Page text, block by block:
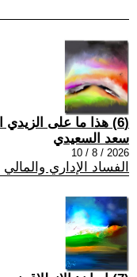
(6) هذا ما على الزيدي القيام به للخروج من الازمة
سعد السعيدي
2026 / 8 / 10
الفساد الإداري والمالي